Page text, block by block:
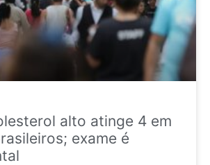
alto atinge 4 em
exame é